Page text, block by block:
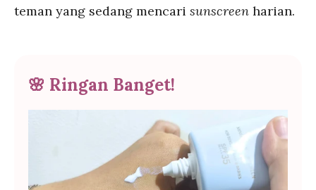
teman yang sedang mencari sunscreen harian.
🌸 Ringan Banget!